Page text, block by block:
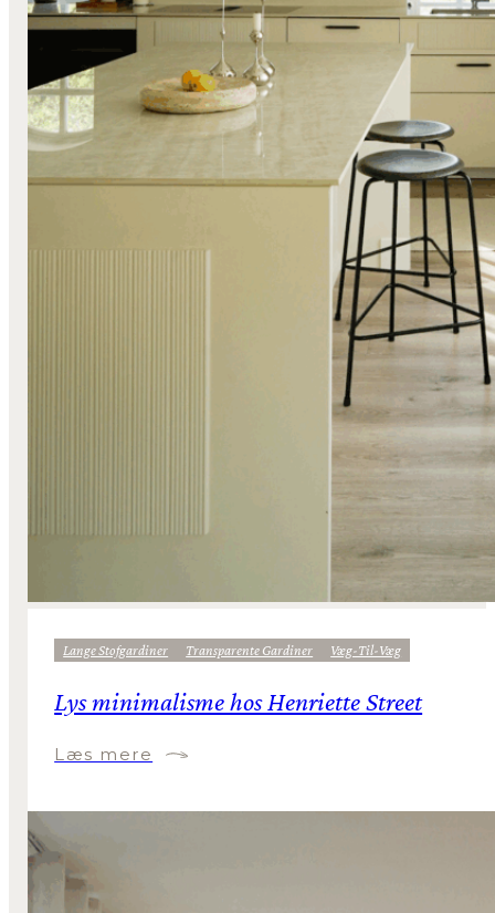
Lange Stofgardiner Transparente Gardiner Væg-Til-Væg
Lys minimalisme hos Henriette Street
Læs mere